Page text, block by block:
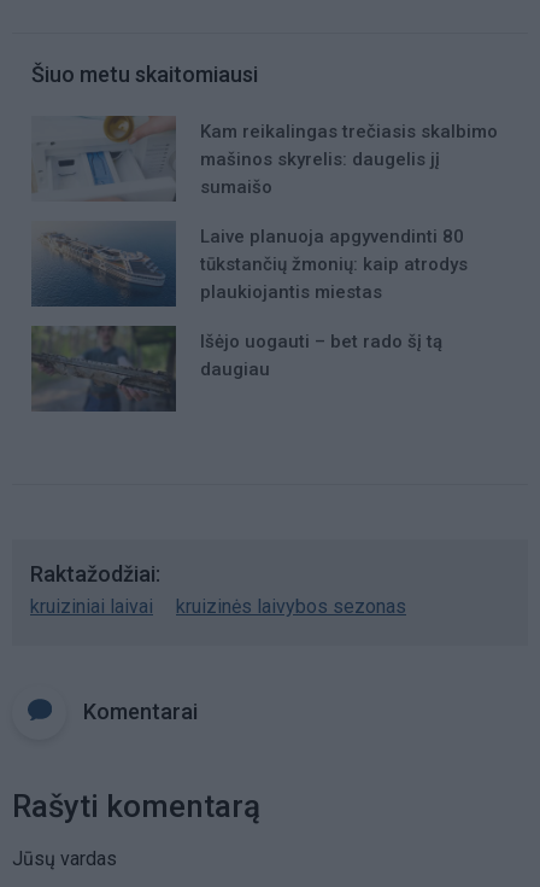
Šiuo metu skaitomiausi
Kam reikalingas trečiasis skalbimo
mašinos skyrelis: daugelis jį
sumaišo
Laive planuoja apgyvendinti 80
tūkstančių žmonių: kaip atrodys
plaukiojantis miestas
Išėjo uogauti – bet rado šį tą
daugiau
Raktažodžiai
kruiziniai laivai kruizinės laivybos sezonas
Komentarai
Rašyti komentarą
Jūsų vardas